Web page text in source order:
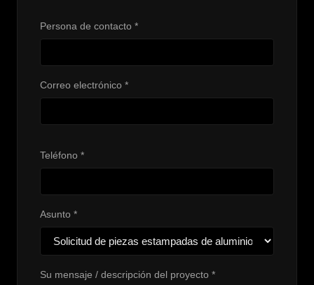
Persona de contacto *
Correo electrónico *
Teléfono *
Asunto *
Su mensaje / descripción del proyecto *